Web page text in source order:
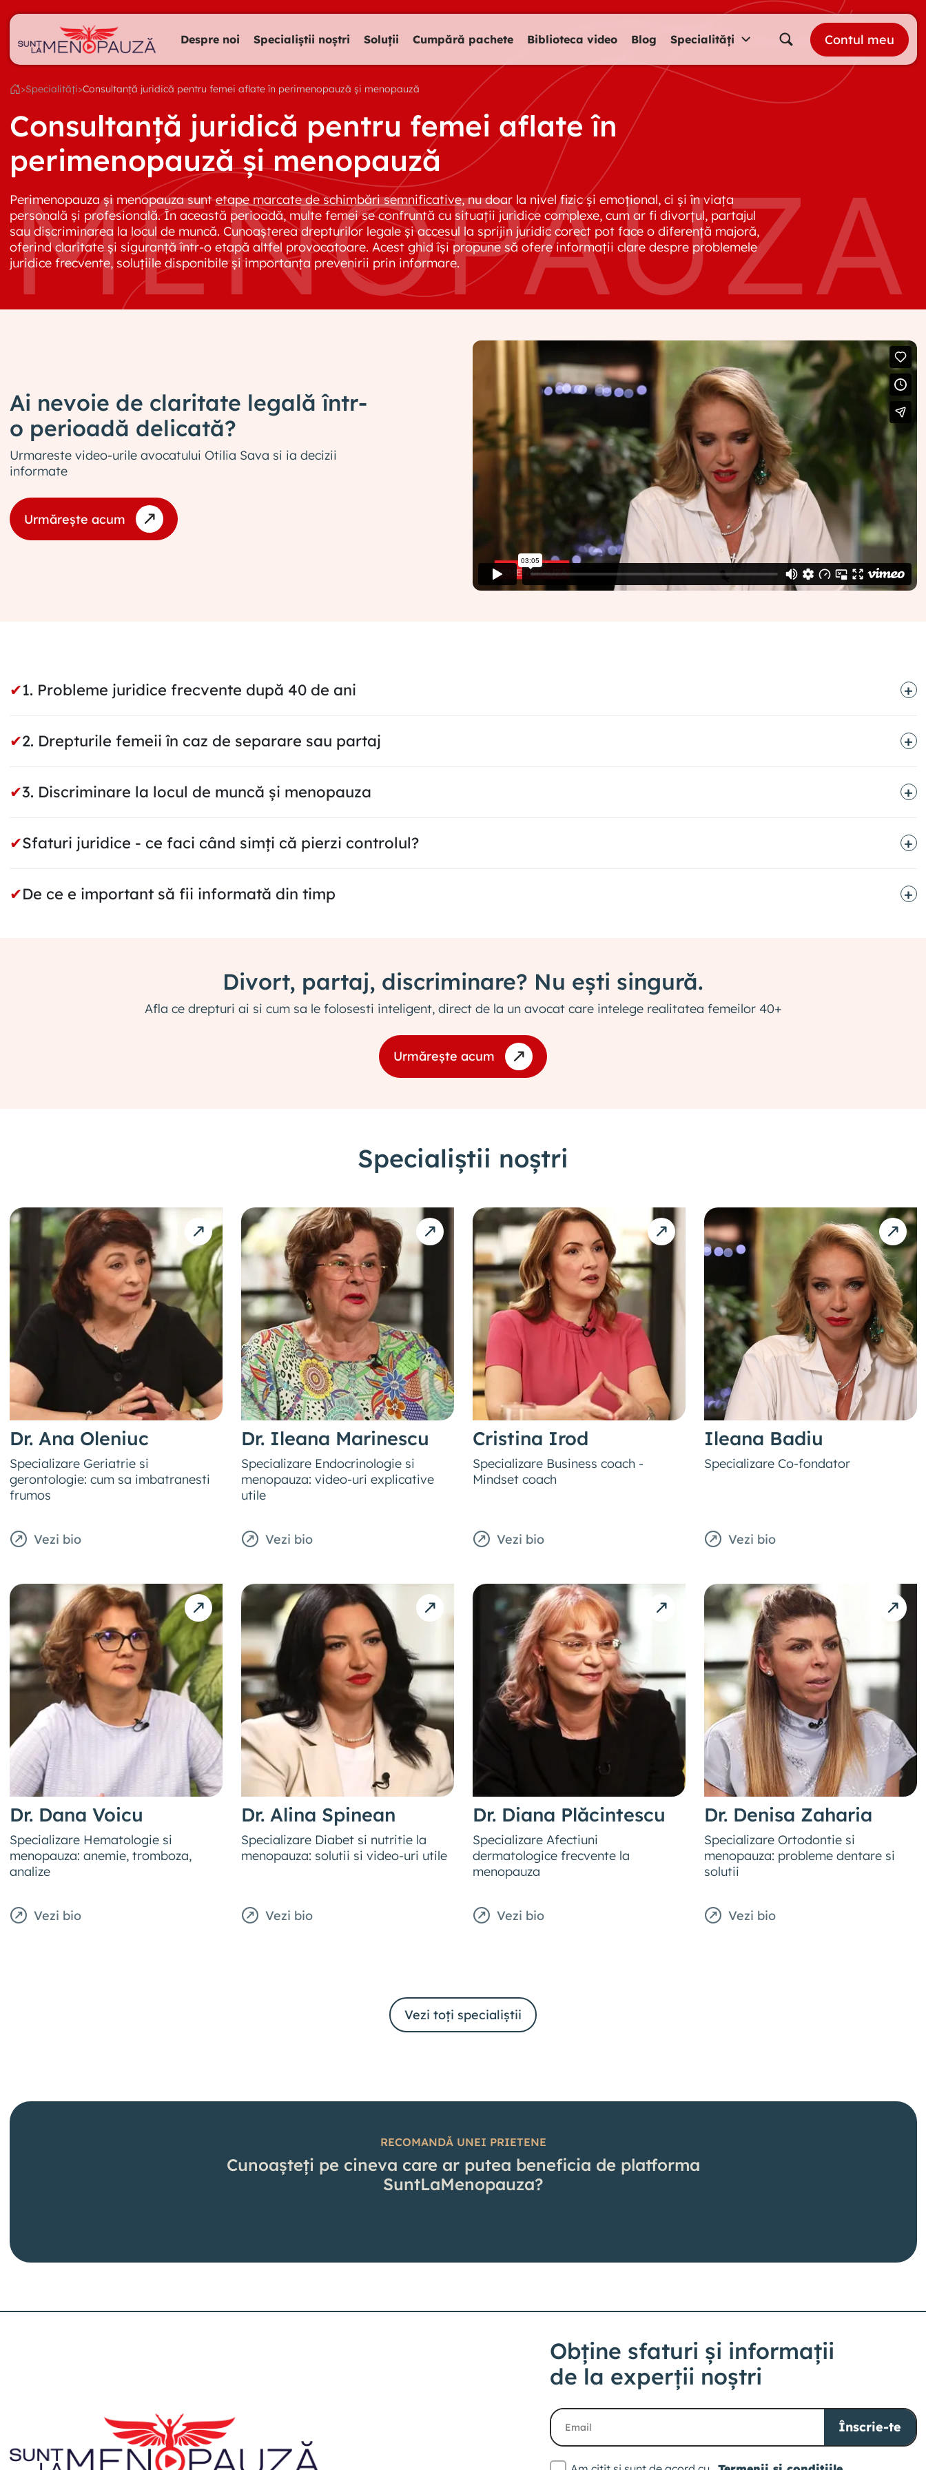
Despre noi Specialiștii noștri Soluții Cumpără pachete Biblioteca video Blog Specialități Contul meu
>Specialități>Consultanță juridică pentru femei aflate în perimenopauză și menopauză
Consultanță juridică pentru femei aflate în
perimenopauză și menopauză
Perimenopauza și menopauza suntetape marcate de schimbări semnificative, nu doar la nivel fizic și emoțional, ci și în viața
personală și profesională. În această perioadă, multe femei se confruntă cu situații juridice complexe, cum ar fi divorțul, partajul
sau discriminarea la locul de muncă. Cunoașterea drepturilor legale și accesul la sprijin juridic corect pot face o diferență majoră,
oferind claritate și siguranță într-o etapă altfel provocatoare. Acest ghid își propune să ofere informații clare despre problemele
juridice frecvente, soluțiile disponibile și importanța prevenirii prin informare.
Ai nevoie de claritate legală într-
o perioadă delicată?
Urmareste video-urile avocatului Otilia Sava si ia decizii
informate
Urmărește acum
✔1. Probleme juridice frecvente după 40 de ani +
✔2. Drepturile femeii în caz de separare sau partaj +
✔3. Discriminare la locul de muncă și menopauza +
✔Sfaturi juridice - ce faci când simți că pierzi controlul? +
✔De ce e important să fii informată din timp +
Divort, partaj, discriminare? Nu ești singură.
Afla ce drepturi ai si cum sa le folosesti inteligent, direct de la un avocat care intelege realitatea femeilor 40+
Urmărește acum
Specialiștii noștri
Dr. Ana Oleniuc
Specializare Geriatrie si
gerontologie: cum sa imbatranesti
frumos
Vezi bio
Dr. Ileana Marinescu
Specializare Endocrinologie si
menopauza: video-uri explicative
utile
Vezi bio
Cristina Irod
Specializare Business coach -
Mindset coach
Vezi bio
Ileana Badiu
Specializare Co-fondator
Vezi bio
Dr. Dana Voicu
Specializare Hematologie si
menopauza: anemie, tromboza,
analize
Vezi bio
Dr. Alina Spinean
Specializare Diabet si nutritie la
menopauza: solutii si video-uri utile
Vezi bio
Dr. Diana Plăcintescu
Specializare Afectiuni
dermatologice frecvente la
menopauza
Vezi bio
Dr. Denisa Zaharia
Specializare Ortodontie si
menopauza: probleme dentare si
solutii
Vezi bio
Vezi toți specialiștii
RECOMANDĂ UNEI PRIETENE
Cunoașteți pe cineva care ar putea beneficia de platforma
SuntLaMenopauza?
Obține sfaturi și informații
de la experții noștri
Înscrie-te